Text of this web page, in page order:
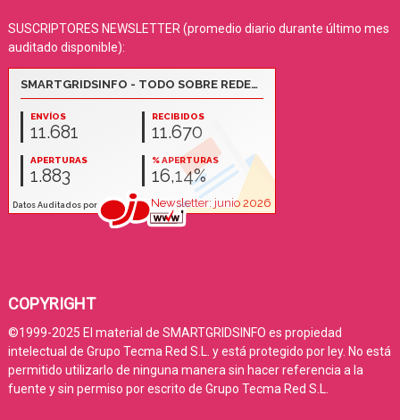
SUSCRIPTORES NEWSLETTER (promedio diario durante último mes
auditado disponible):
COPYRIGHT
©1999-2025 El material de SMARTGRIDSINFO es propiedad
intelectual de Grupo Tecma Red S.L. y está protegido por ley. No está
permitido utilizarlo de ninguna manera sin hacer referencia a la
fuente y sin permiso por escrito de Grupo Tecma Red S.L.